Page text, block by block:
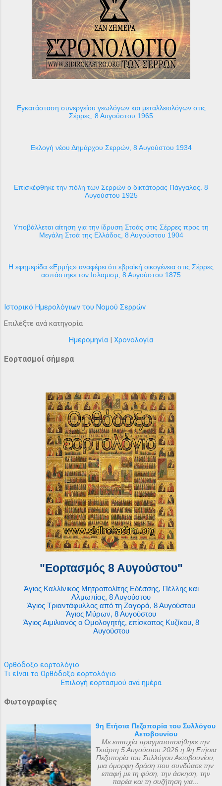
Εγκατάσταση συνεργείου γεωλόγων και μεταλλειολόγων στις
Σέρρες, 8 Αυγούστου 1965
Εκλογή νέου Δημάρχου Σερρών, 8 Αυγούστου 1934
Επισκέφθηκε την πόλη των Σερρών ο δικτάτορας Πάγγαλος. 8
Αυγούστου 1925
Υποβάλλεται αίτηση για την ίδρυση Στοάς στις Σέρρες προς τη
Μεγάλη Στοά της Ελλάδος, 8 Αυγούστου 1904
H εφημερίδα «Ερμής» αναφέρει ότι εβραϊκή οικογένεια στις Σέρρες
ασπάστηκε τον Ισλαμισμ, 8 Αυγούστου 1875
Ιστορικό Ημερολόγιων του Νομού Σερρών
Επιλέξτε ανά κατηγορία
Ημερομηνία | Χρονολογία
Εορτασμοί σήμερα
"Εορτασμός 8 Αυγούστου"
Άγιος Καλλίνικος Μητροπολίτης Εδέσσης, Πέλλης και
Αλμωπίας, 8 Αυγούστου
Άγιος Τριαντάφυλλος από τη Ζαγορά, 8 Αυγούστου
Άγιος Μύρων, 8 Αυγούστου
Άγιος Αιμιλιανός ο Ομολογητής, επίσκοπος Κυζίκου, 8
Αυγούστου
Ορθόδοξο εορτολόγιο
Τι είναι το Ορθόδοξο εορτολόγιο
Επιλογή εορτασμού ανά ημέρα
Φωτογραφίες
9η Ετήσια Πεζοπορία του Συλλόγου
Αετοβουνίου
Με επιτυχία πραγματοποιήθηκε την
Τετάρτη 5 Αυγούστου 2026 η 9η Ετήσια
Πεζοπορία του Συλλόγου Αετοβουνίου,
μια όμορφη δράση που συνδύασε την
επαφή με τη φύση, την άσκηση, την
παρέα και τη συζήτηση για...